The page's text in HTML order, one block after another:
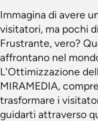
Immagina di avere
visitatori, ma pochi
Frustrante, vero?
affrontano nel
L'Ottimizzazione
MIRAMEDIA,
trasformare i
guidarti attraverso